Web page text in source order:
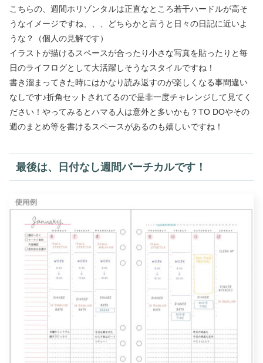
こちらの、週間ホリゾンタルは正直なところ若干ハードルが高そ
うなイメージですね、、、どちらかと言うと日々の日記に近いよ
うな？（個人の見解です）
イラストが描けるスペースが合ったり小さな写真を貼ったりと毎
日のライフログとして大活躍しそうなスタイルですね！
書き溜まってきた時にはかなり読み返すのが楽しくなる事間違い
なしです♪折角セットされてるので是非一度チャレンジして見てく
ださい！やってみるとハマる人は意外と多いかも？TO DOやその
週のまとめ等を書けるスペースがあるのも嬉しいですね！
最後は、日付なし週間バーチカルです！